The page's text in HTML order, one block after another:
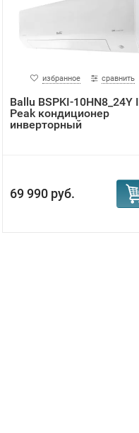
избранное сравнить
Ballu BSPKI-10HN8_24Y
Peak кондиционер
инверторный
69 990 руб.